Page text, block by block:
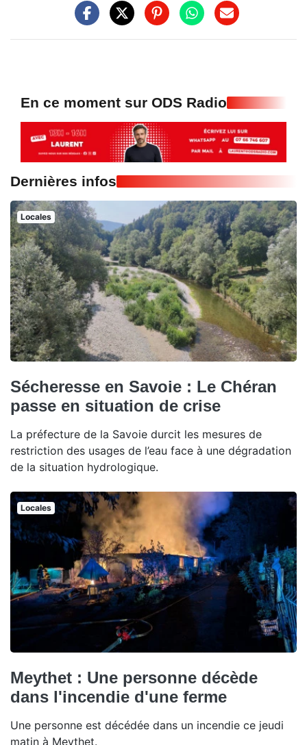
En ce moment sur ODS Radio
Dernières infos
Locales
Sécheresse en Savoie : Le Chéran
passe en situation de crise
La préfecture de la Savoie durcit les mesures de
restriction des usages de l’eau face à une dégradation
de la situation hydrologique.
Locales
Meythet : Une personne décède
dans l'incendie d'une ferme
Une personne est décédée dans un incendie ce jeudi
matin à Meythet.